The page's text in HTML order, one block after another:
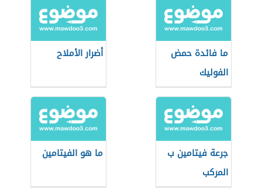
ما فائدة حمض
الفوليك
أضرار الأملاح
جرعة فيتامين ب
المركب
ما هو الفيتامين